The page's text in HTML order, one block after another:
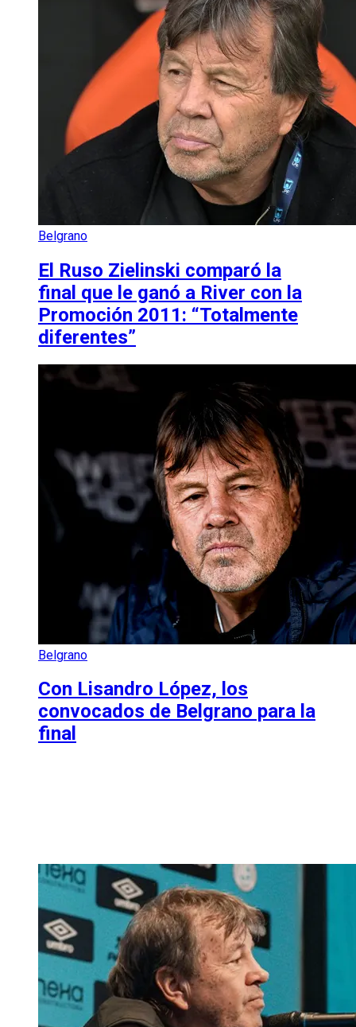
Belgrano
El Ruso Zielinski comparó la
final que le ganó a River con la
Promoción 2011: “Totalmente
diferentes”
Belgrano
Con Lisandro López, los
convocados de Belgrano para la
final